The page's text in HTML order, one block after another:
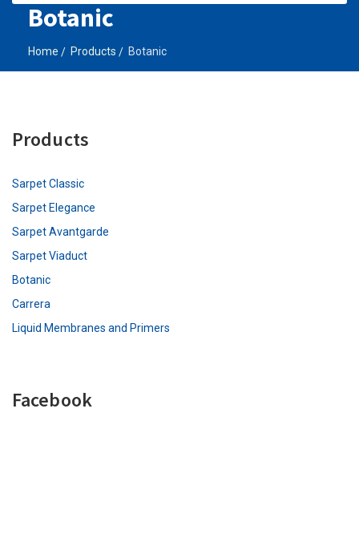
Botanic
Home Products Botanic
Products
Sarpet Classic
Sarpet Elegance
Sarpet Avantgarde
Sarpet Viaduct
Botanic
Carrera
Liquid Membranes and Primers
Facebook